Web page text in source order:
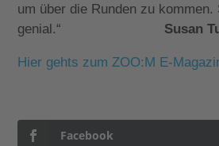
um über die Runden zu
genial.“ Susan
Hier gehts zum ZOO:M E-
Facebook